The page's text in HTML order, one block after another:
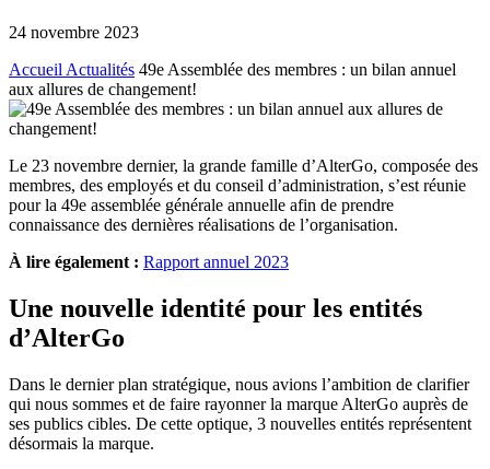
24 novembre 2023
Accueil Actualités 49e Assemblée des membres : un bilan annuel
aux allures de changement!
Le 23 novembre dernier, la grande famille d’AlterGo, composée des
membres, des employés et du conseil d’administration, s’est réunie
pour la 49e assemblée générale annuelle afin de prendre
connaissance des dernières réalisations de l’organisation.
À lire également : Rapport annuel 2023
Une nouvelle identité pour les entités
d’AlterGo
Dans le dernier plan stratégique, nous avions l’ambition de clarifier
qui nous sommes et de faire rayonner la marque AlterGo auprès de
ses publics cibles. De cette optique, 3 nouvelles entités représentent
désormais la marque.